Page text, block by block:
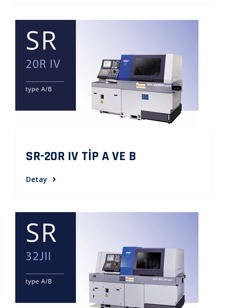
SR-20R IV TİP A VE B
Detay